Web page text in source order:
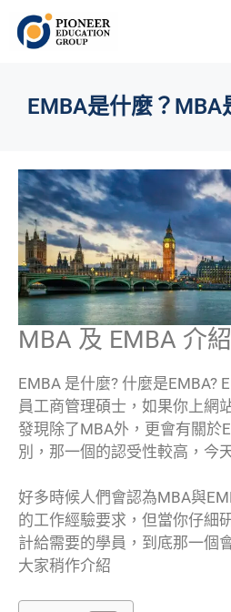
EMBA是什麼？MBA
MBA 及 EMBA 介紹
EMBA 是什麼? 什麼是EMBA?
員工商管理碩士，如果你上網
發現除了MBA外，更會有關於
別，那一個的認受性較高，今
好多時候人們會認為MBA與
的工作經驗要求，但當你仔細
計給需要的學員，到底那一個
大家稍作介紹